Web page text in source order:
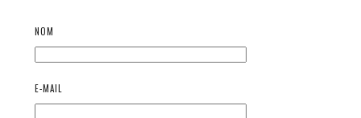
NOM
E-MAIL